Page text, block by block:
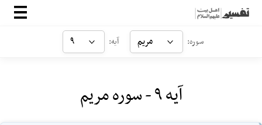
صفحه‌اصلی
ارتباط با ما
سوره: مریم آیه: ۹
آیه ۹ - سوره مریم